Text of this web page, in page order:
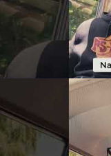
echtes Highlight